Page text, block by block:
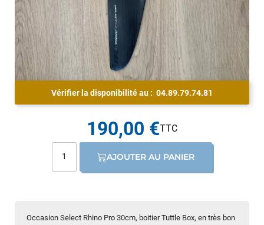
Occasion Select Rhino Pro 30cm, boitier Tuttle Box, en très bon
Vérifier la disponibilité au : 04.89.79.74.81
190,00 €
AJOUTER AU PANIER